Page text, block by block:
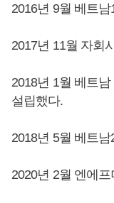
2016년 9월 베트
2017년 11월 자회
2018년 1월 베트
설립했다.
2018년 5월 베트
2020년 2월 엔에